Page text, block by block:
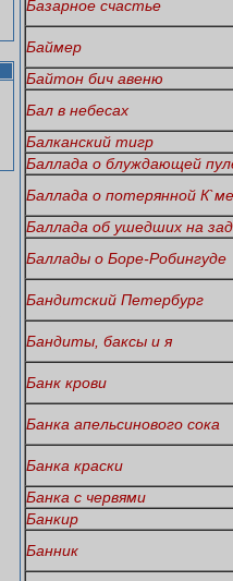
Базарное счастье
Баймер
Байтон бич авеню
Бал в небесах
Балканский тигр
Баллада о блуждающей
Баллада о потерянной
Баллада об ушедших на
Баллады о Боре-Робингуде
Бандитский Петербург
Бандиты, баксы и я
Банк крови
Банка апельсинового сока
Банка краски
Банка с червями
Банкир
Банник